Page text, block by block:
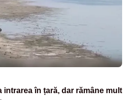
intrarea în țară, dar rămâne mult